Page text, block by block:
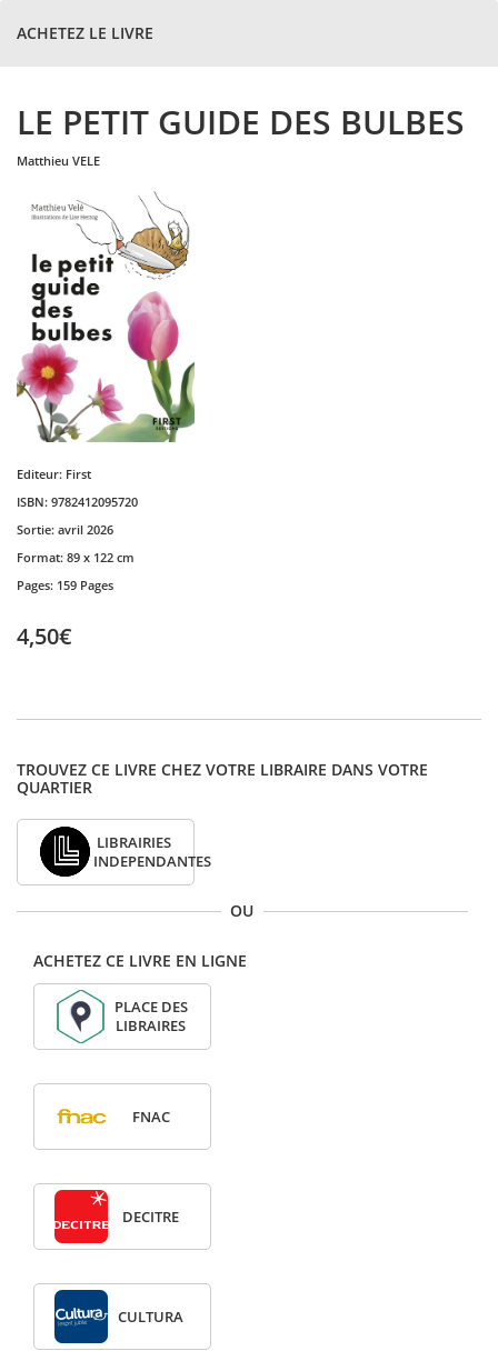
ACHETEZ LE LIVRE
LE PETIT GUIDE DES BULBES
matthieu VELE
Editeur: First
ISBN: 9782412095720
Sortie: avril 2026
Format: 89 x 122 cm
Pages: 159 Pages
4,50€
TROUVEZ CE LIVRE CHEZ VOTRE LIBRAIRE DANS VOTRE
QUARTIER
LIBRAIRIES
INDEPENDANTES
OU
ACHETEZ CE LIVRE EN LIGNE
PLACE DES
LIBRAIRES
FNAC
DECITRE
CULTURA